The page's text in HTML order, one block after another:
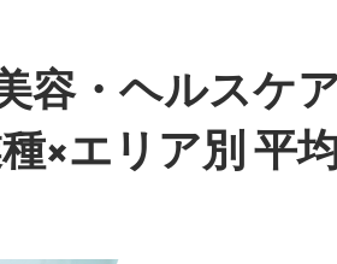
容・ヘルスケ
×エリア別 平